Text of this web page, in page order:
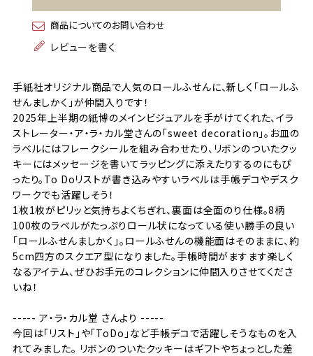
商品についてのお問い合わせ
レビューを書く
手紙社オリジナル商品で人気のロールふせんに、新しく「ロールふ
せんましかく」が仲間入りです！
2025年上半期の紙博のメインビジュアルを手がけてくれた、イラ
ストレーター・ア・ラ・カル堂さんの「sweet decoration」。お皿の
ラベルにはフレークシールを組み合わせたり、リボンのついたクッ
キーにはメッセージを書いてラッピングに添えたりするのにもぴ
ったり。To Doリストが書き込みやすいラベルは手帳デコやデスク
ワークでも活躍しそう！
1枚1枚がピリッと気持ちよくちぎれ、裏面は全面のり仕様。8柄
100枚のラベルがたっぷりロール状になっている使い勝手の良い
「ロールふせんましかく」。ロールふせんの機能面はそのままに、約
5cm四方のスクエア型になりました。手帳時間がますます楽しく
なるアイテム、ぜひお手元のコレクションに仲間入りさせてくださ
いね！
----- ア・ラ・カル堂 さんより -----
今回は「リスト」や「ToDo」など手帳デコで活躍しそうなものを入
れてみました。 リボンのついたクッキーはギフトやちょっとした差